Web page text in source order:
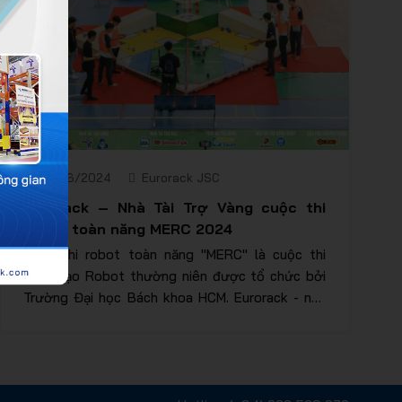
Việt Nam.
03/06/2024 Eurorack JSC
Eurorack – Nhà Tài Trợ Vàng cuộc thi
Robot toàn năng MERC 2024
Cuộc thi robot toàn năng "MERC" là cuộc thi
sáng tạo Robot thường niên được tổ chức bởi
Trường Đại học Bách khoa HCM. Eurorack - nhà